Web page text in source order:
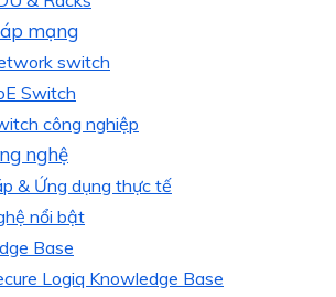
mạng
switch
Switch
công nghiệp
nghệ
& Ứng dụng thực tế
nổi bật
Base
Logiq Knowledge Base